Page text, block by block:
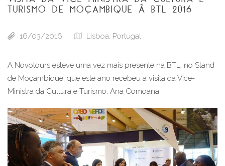
TURISMO DE MOÇAMBIQUE À BTL 2016
16/03/2016 Lisboa, Portugal
A Novotours esteve uma vez mais presente na BTL, no Stand
de Moçambique, que este ano recebeu a visita da Vice-
Ministra da Cultura e Turismo, Ana Comoana.